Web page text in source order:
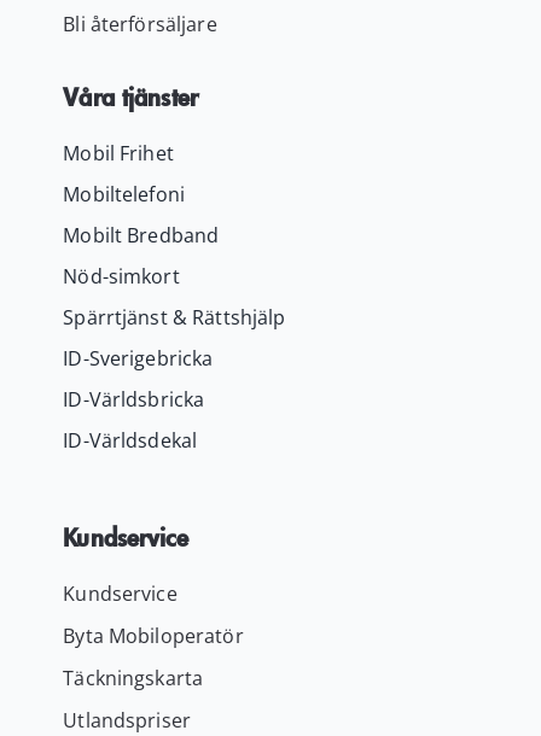
Bli återförsäljare
Våra tjänster
Mobil Frihet
Mobiltelefoni
Mobilt Bredband
Nöd-simkort
Spärrtjänst & Rättshjälp
ID-Sverigebricka
ID-Världsbricka
ID-Världsdekal
Kundservice
Kundservice
Byta Mobiloperatör
Täckningskarta
Utlandspriser